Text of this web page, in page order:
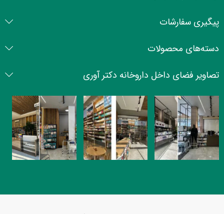
پیگیری سفارشات
دسته‌های محصولات
تصاویر فضای داخل داروخانه دکتر آوری